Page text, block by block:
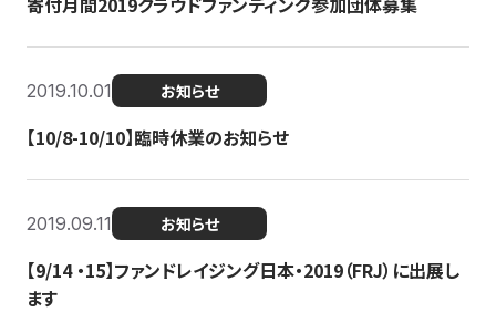
2019.10.01 お知らせ
【10/8-10/10】臨時休業のお知らせ
2019.09.11 お知らせ
【9/14 ・15】ファンドレイジング日本・2019（FRJ）に出展し
ます